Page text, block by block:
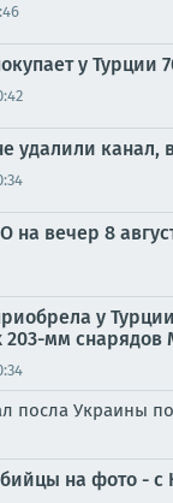
у Турции
удалили канал,
на вечер 8
у
203-мм снарядов
посла Украины
на фото - с